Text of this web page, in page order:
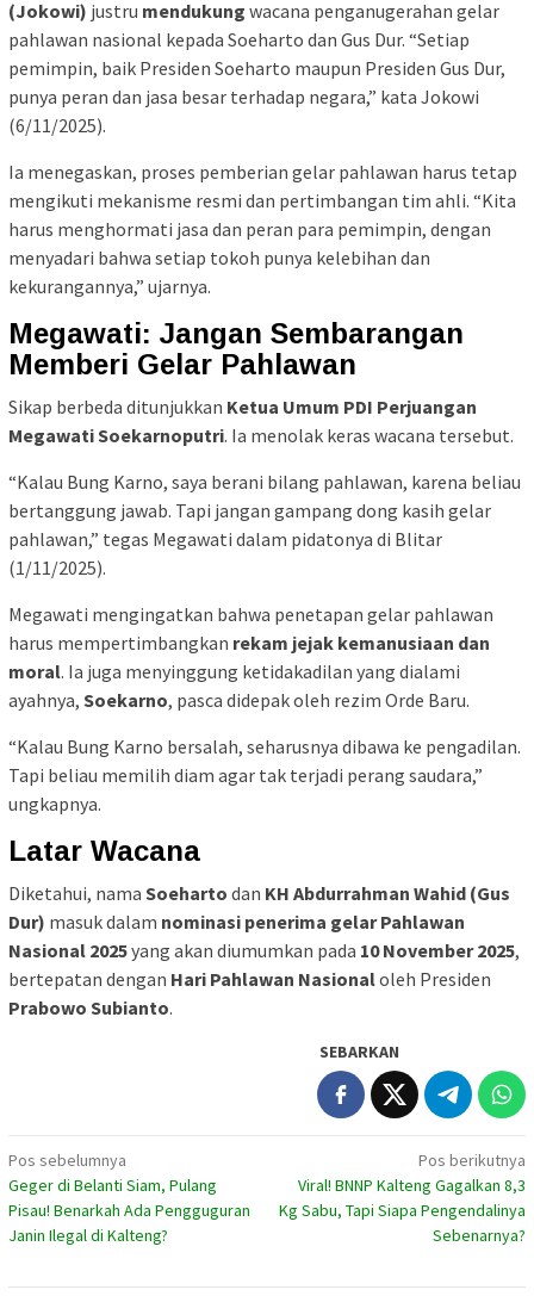
(Jokowi) justru mendukung wacana penganugerahan gelar
pahlawan nasional kepada Soeharto dan Gus Dur. “Setiap
pemimpin, baik Presiden Soeharto maupun Presiden Gus Dur,
punya peran dan jasa besar terhadap negara,” kata Jokowi
(6/11/2025).
Ia menegaskan, proses pemberian gelar pahlawan harus tetap
mengikuti mekanisme resmi dan pertimbangan tim ahli. “Kita
harus menghormati jasa dan peran para pemimpin, dengan
menyadari bahwa setiap tokoh punya kelebihan dan
kekurangannya,” ujarnya.
Megawati: Jangan Sembarangan
Memberi Gelar Pahlawan
Sikap berbeda ditunjukkan Ketua Umum PDI Perjuangan
Megawati Soekarnoputri. Ia menolak keras wacana tersebut.
“Kalau Bung Karno, saya berani bilang pahlawan, karena beliau
bertanggung jawab. Tapi jangan gampang dong kasih gelar
pahlawan,” tegas Megawati dalam pidatonya di Blitar
(1/11/2025).
Megawati mengingatkan bahwa penetapan gelar pahlawan
harus mempertimbangkan rekam jejak kemanusiaan dan
moral. Ia juga menyinggung ketidakadilan yang dialami
ayahnya, Soekarno, pasca didepak oleh rezim Orde Baru.
“Kalau Bung Karno bersalah, seharusnya dibawa ke pengadilan.
Tapi beliau memilih diam agar tak terjadi perang saudara,”
ungkapnya.
Latar Wacana
Diketahui, nama Soeharto dan KH Abdurrahman Wahid (Gus
Dur) masuk dalam nominasi penerima gelar Pahlawan
Nasional 2025yang akan diumumkan pada 10 November 2025,
bertepatan dengan Hari Pahlawan Nasionaloleh Presiden
Prabowo Subianto.
SEBARKAN
Navigasi
pos
Pos sebelumnya
Geger di Belanti Siam, Pulang
Pisau! Benarkah Ada Pengguguran
Janin Ilegal di Kalteng?
Pos berikutnya
Viral! BNNP Kalteng Gagalkan 8,3
Kg Sabu, Tapi Siapa Pengendalinya
Sebenarnya?